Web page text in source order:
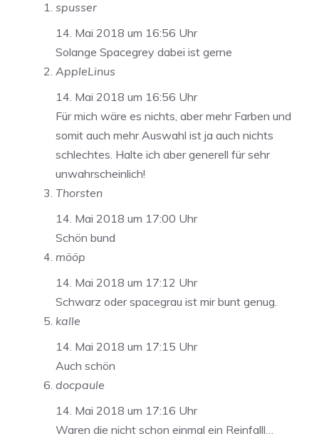
spusser
14. Mai 2018 um 16:56 Uhr
Solange Spacegrey dabei ist gerne
AppleLinus
14. Mai 2018 um 16:56 Uhr
Für mich wäre es nichts, aber mehr Farben und
somit auch mehr Auswahl ist ja auch nichts
schlechtes. Halte ich aber generell für sehr
unwahrscheinlich!
Thorsten
14. Mai 2018 um 17:00 Uhr
Schön bund
mööp
14. Mai 2018 um 17:12 Uhr
Schwarz oder spacegrau ist mir bunt genug.
kalle
14. Mai 2018 um 17:15 Uhr
Auch schön
docpaule
14. Mai 2018 um 17:16 Uhr
Waren die nicht schon einmal ein Reinfalll…